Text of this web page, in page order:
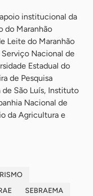
institucional da
do Maranhão
Leite do Maranhão
Nacional de
Estadual do
de Pesquisa
São Luís, Instituto
Nacional de
da Agricultura e
SEBRAEMA